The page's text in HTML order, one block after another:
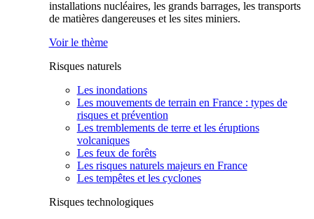
installations nucléaires, les grands barrages, les transports
de matières dangereuses et les sites miniers.
Voir le thème
Risques naturels
Les inondations
Les mouvements de terrain en France : types de
risques et prévention
Les tremblements de terre et les éruptions
volcaniques
Les feux de forêts
Les risques naturels majeurs en France
Les tempêtes et les cyclones
Risques technologiques